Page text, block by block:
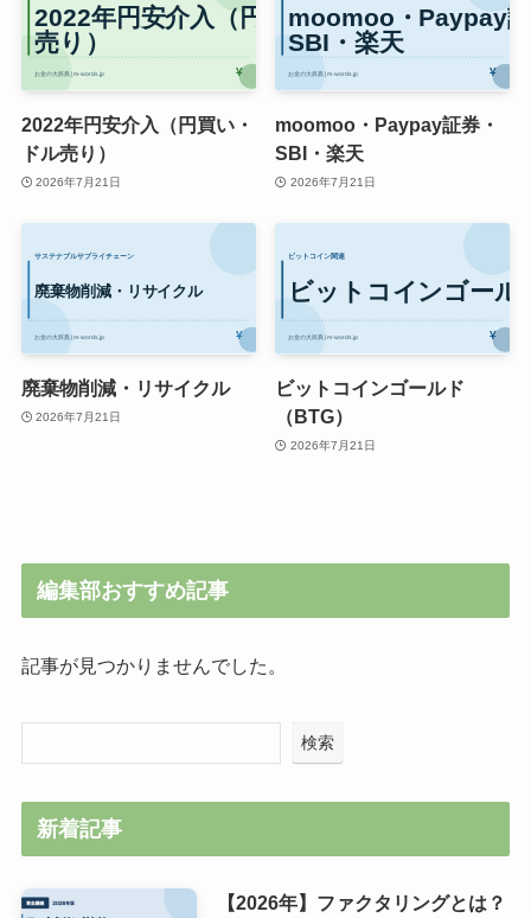
2022年円安介入（円買い・
ドル売り）
2026年7月21日
moomoo・Paypay証券・
SBI・楽天
2026年7月21日
廃棄物削減・リサイクル
2026年7月21日
ビットコインゴールド
（BTG）
2026年7月21日
編集部おすすめ記事
記事が見つかりませんでした。
検索
新着記事
【2026年】ファクタリングとは？